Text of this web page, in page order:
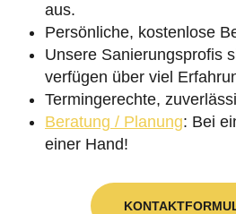
aus.
Persönliche, kostenlose
Unsere Sanierungsprofis
verfügen über viel
Termingerechte,
Beratung / Planung: Bei
einer Hand!